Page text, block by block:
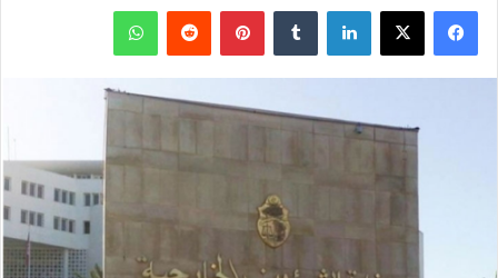
فيسبوك X لينكدإن بينتيريست واتساب